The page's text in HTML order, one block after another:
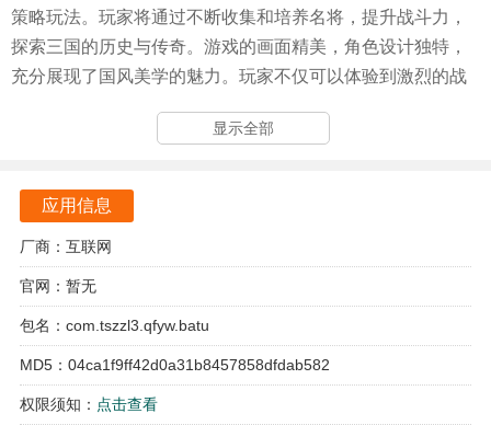
策略玩法。玩家将通过不断收集和培养名将，提升战斗力，
探索三国的历史与传奇。游戏的画面精美，角色设计独特，
充分展现了国风美学的魅力。玩家不仅可以体验到激烈的战
家可以在战斗中充分发挥每个名将的优势。在这个充满挑战
天神赵子龙0.1折版游戏亮点
玩家可以招募到上百位独具特色的三国名将，每位名将都有
其独特的技能和属性。这些名将的组合和搭配将直接影响战
斗的结果，需要玩家根据敌人的特点进行灵活应对。
游戏中还有大量知名的三国武器可供玩家选择，武器的搭配
也会影响整体战斗力。
显示全部
应用信息
厂商：互联网
官网：暂无
包名：com.tszzl3.qfyw.batu
MD5：04ca1f9ff42d0a31b8457858dfdab582
权限须知： 点击查看